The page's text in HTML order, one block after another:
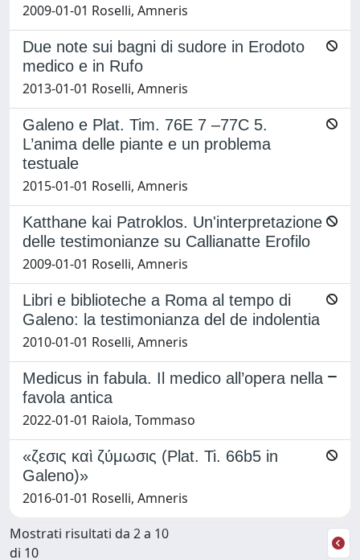
2009-01-01 Roselli, Amneris
Due note sui bagni di sudore in Erodoto
medico e in Rufo
2013-01-01 Roselli, Amneris
Galeno e Plat. Tim. 76E 7 –77C 5.
L’anima delle piante e un problema
testuale
2015-01-01 Roselli, Amneris
Katthane kai Patroklos. Un'interpretazione
delle testimonianze su Callianatte Erofilo
2009-01-01 Roselli, Amneris
Libri e biblioteche a Roma al tempo di
Galeno: la testimonianza del de indolentia
2010-01-01 Roselli, Amneris
Medicus in fabula. Il medico all’opera nella
favola antica
2022-01-01 Raiola, Tommaso
«ζεσις καὶ ζύμωσις (Plat. Ti. 66b5 in
Galeno)»
2016-01-01 Roselli, Amneris
Mostrati risultati da 2 a 10
di 10